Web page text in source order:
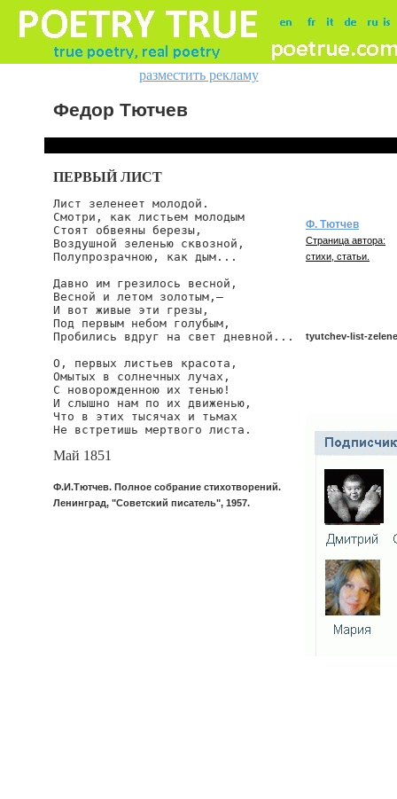
разместить рекламу
Федор Тютчев
ПЕРВЫЙ ЛИСТ
Лист зеленеет молодой.
Смотри, как листьем молодым
Стоят обвеяны березы,
Воздушной зеленью сквозной,
Полупрозрачною, как дым...
Давно им грезилось весной,
Весной и летом золотым,—
И вот живые эти грезы,
Под первым небом голубым,
Пробились вдруг на свет дневной...
О, первых листьев красота,
Омытых в солнечных лучах,
С новорожденною их тенью!
И слышно нам по их движенью,
Что в этих тысячах и тьмах
Не встретишь мертвого листа.
Май 1851
Ф.И.Тютчев. Полное собрание стихотворений.
Ленинград, "Советский писатель", 1957.
Ф. Тютчев
Страница автора:
стихи, статьи.
tyutchev-list-